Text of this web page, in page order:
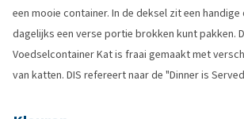
een mooie container. In de deksel zit een
dagelijks een verse portie brokken kunt pakken.
Voedselcontainer Kat is fraai gemaakt met
van katten. DIS refereert naar de "Dinner is